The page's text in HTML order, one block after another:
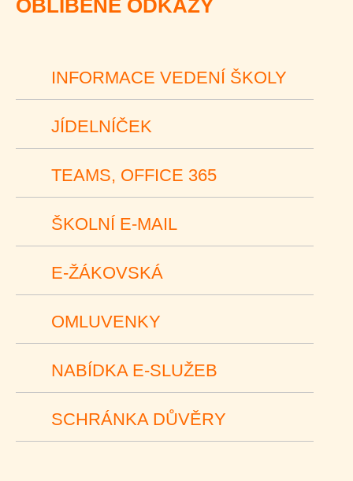
OBLÍBENÉ ODKAZY
INFORMACE VEDENÍ ŠKOLY
JÍDELNÍČEK
TEAMS, OFFICE 365
ŠKOLNÍ E-MAIL
E-ŽÁKOVSKÁ
OMLUVENKY
NABÍDKA E-SLUŽEB
SCHRÁNKA DŮVĚRY